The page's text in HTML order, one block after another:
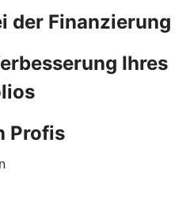
der Finanzierung
Ihres
Profis